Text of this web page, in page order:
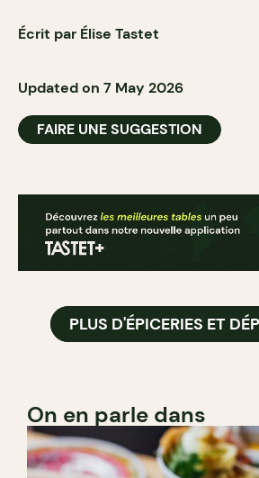
Écrit par Élise Tastet
Updated on 7 May 2026
FAIRE UNE SUGGESTION
PLUS D'ÉPICERIES ET
On en parle dans